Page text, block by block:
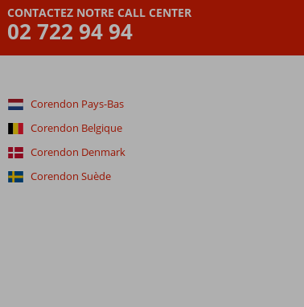
CONTACTEZ NOTRE CALL CENTER
02 722 94 94
Corendon Pays-Bas
Corendon Belgique
Corendon Denmark
Corendon Suède